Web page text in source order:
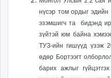
unegui.mn
assa.mn
paparazzi.mn
нүсэр том ордыг эдийн
эзэмшигч та бидэнд
зүйтэй юм байна
ТУЗ-ийн гишүүд үзэж
өдөр Бортээгт
барих ажлыг